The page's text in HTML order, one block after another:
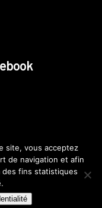
LÉGALES–POLITIQUE DE
SITE
site, vous acceptez
de navigation et afin
des fins statistiques